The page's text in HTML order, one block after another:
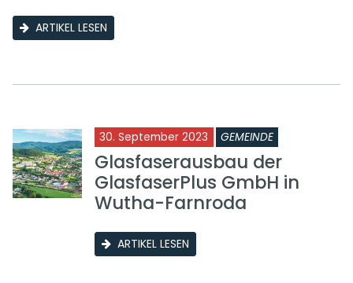
ARTIKEL LESEN
30. September 2023 GEMEINDE
Glasfaserausbau der
GlasfaserPlus GmbH in
Wutha-Farnroda
ARTIKEL LESEN